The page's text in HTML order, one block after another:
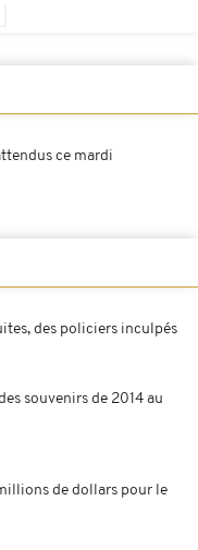
ce mardi
des policiers inculpés
souvenirs de 2014 au
de dollars pour le